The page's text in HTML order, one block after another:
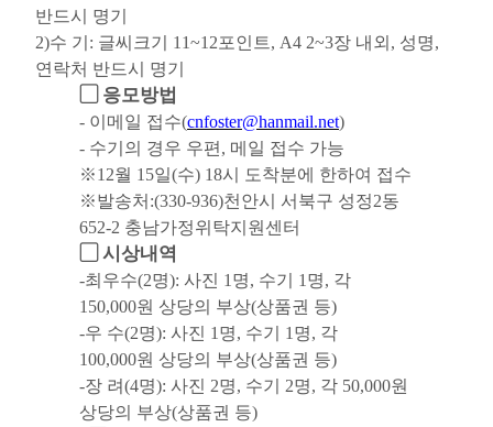
반드시 명기
2)수 기: 글씨크기 11~12포인트, A4 2~3장 내외, 성명,
연락처 반드시 명기
▢ 응모방법
- 이메일 접수(cnfoster@hanmail.net)
- 수기의 경우 우편, 메일 접수 가능
※12월 15일(수) 18시 도착분에 한하여 접수
※발송처:(330-936)천안시 서북구 성정2동
652-2 충남가정위탁지원센터
▢ 시상내역
-최우수(2명): 사진 1명, 수기 1명, 각
150,000원 상당의 부상(상품권 등)
-우 수(2명): 사진 1명, 수기 1명, 각
100,000원 상당의 부상(상품권 등)
-장 려(4명): 사진 2명, 수기 2명, 각 50,000원
상당의 부상(상품권 등)